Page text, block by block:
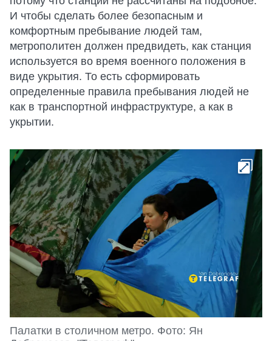
И чтобы сделать более безопасным и
комфортным пребывание людей там,
метрополитен должен предвидеть, как станция
используется во время военного положения в
виде укрытия. То есть сформировать
определенные правила пребывания людей не
как в транспортной инфраструктуре, а как в
укрытии.
Палатки в столичном метро. Фото: Ян